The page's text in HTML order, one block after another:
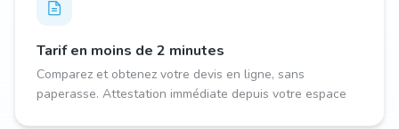
Tarif en moins de 2 minutes
Comparez et obtenez votre devis en ligne, sans
paperasse. Attestation immédiate depuis votre espace